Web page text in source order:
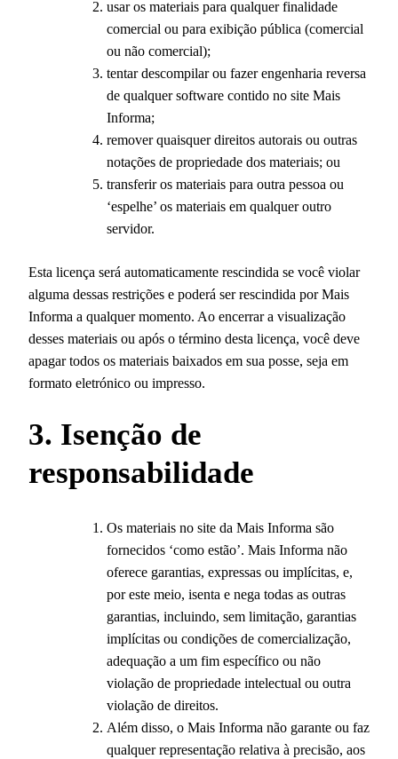
usar os materiais para qualquer finalidade
comercial ou para exibição pública (comercial
ou não comercial);
tentar descompilar ou fazer engenharia reversa
de qualquer software contido no site Mais
Informa;
remover quaisquer direitos autorais ou outras
notações de propriedade dos materiais; ou
transferir os materiais para outra pessoa ou
‘espelhe’ os materiais em qualquer outro
servidor.
Esta licença será automaticamente rescindida se você violar
alguma dessas restrições e poderá ser rescindida por Mais
Informa a qualquer momento. Ao encerrar a visualização
desses materiais ou após o término desta licença, você deve
apagar todos os materiais baixados em sua posse, seja em
formato eletrónico ou impresso.
3. Isenção de
responsabilidade
Os materiais no site da Mais Informa são
fornecidos ‘como estão’. Mais Informa não
oferece garantias, expressas ou implícitas, e,
por este meio, isenta e nega todas as outras
garantias, incluindo, sem limitação, garantias
implícitas ou condições de comercialização,
adequação a um fim específico ou não
violação de propriedade intelectual ou outra
violação de direitos.
Além disso, o Mais Informa não garante ou faz
qualquer representação relativa à precisão, aos